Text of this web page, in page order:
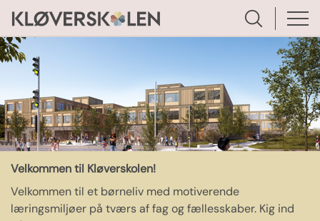
Velkommen til Kløverskolen!
Velkommen til et børneliv med motiverende
læringsmiljøer på tværs af fag og fællesskaber. Kig ind